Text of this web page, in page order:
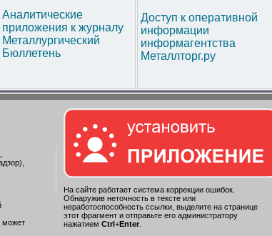
Аналитические
приложения к журналу
Металлургический
Бюллетень
Доступ к оперативной
информации
информагентства
Металлторг.ру
может
На сайте работает система коррекции ошибок.
Обнаружив неточность в тексте или
неработоспособность ссылки, выделите на странице
этот фрагмент и отправьте его администратору
нажатием Ctrl +Enter.